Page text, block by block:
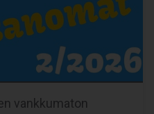
vankkumaton